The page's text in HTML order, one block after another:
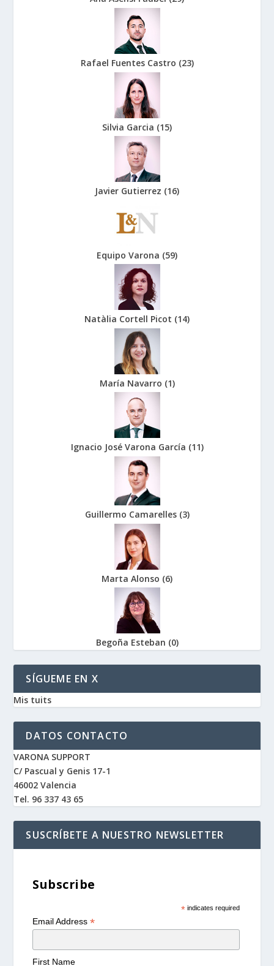
Rafael Fuentes Castro (23)
Silvia Garcia (15)
Javier Gutierrez (16)
Equipo Varona (59)
Natàlia Cortell Picot (14)
María Navarro (1)
Ignacio José Varona García (11)
Guillermo Camarelles (3)
Marta Alonso (6)
Begoña Esteban (0)
SÍGUEME EN X
Mis tuits
DATOS CONTACTO
VARONA SUPPORT
C/ Pascual y Genis 17-1
46002 Valencia
Tel. 96 337 43 65
SUSCRÍBETE A NUESTRO NEWSLETTER
Subscribe
*indicates required
Email Address*
First Name